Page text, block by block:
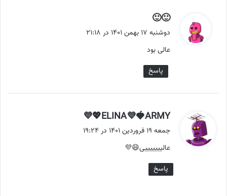
🙂🙂
ف
:
دوشنبه ۱۷ بهمن ۱۴۰۱ در ۲۱:۱۸
‌عالی بود
پاسخ
ELINA💜🍓ARMY💖💜
جمعه ۱۹ فروردین ۱۴۰۱ در ۱۹:۲۴
عالیییییییی😄💜
پاسخ